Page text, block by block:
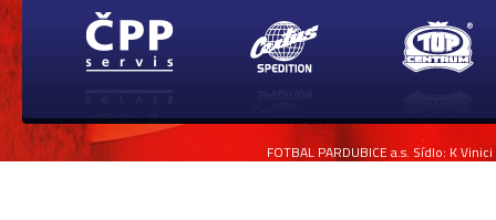
FOTBAL PARDUBICE a.s. Sídlo: K